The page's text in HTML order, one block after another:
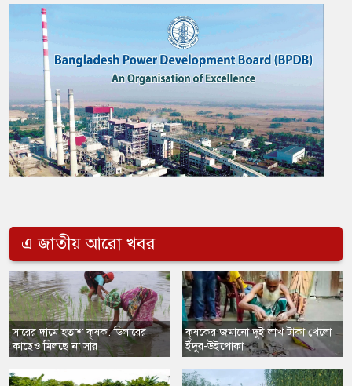
এ জাতীয় আরো খবর
সারের দামে হতাশ কৃষক: ডিলারের
কাছেও মিলছে না সার
​কৃষকের জমানো দুই লাখ টাকা খেলো
ইঁদুর-উইপোকা